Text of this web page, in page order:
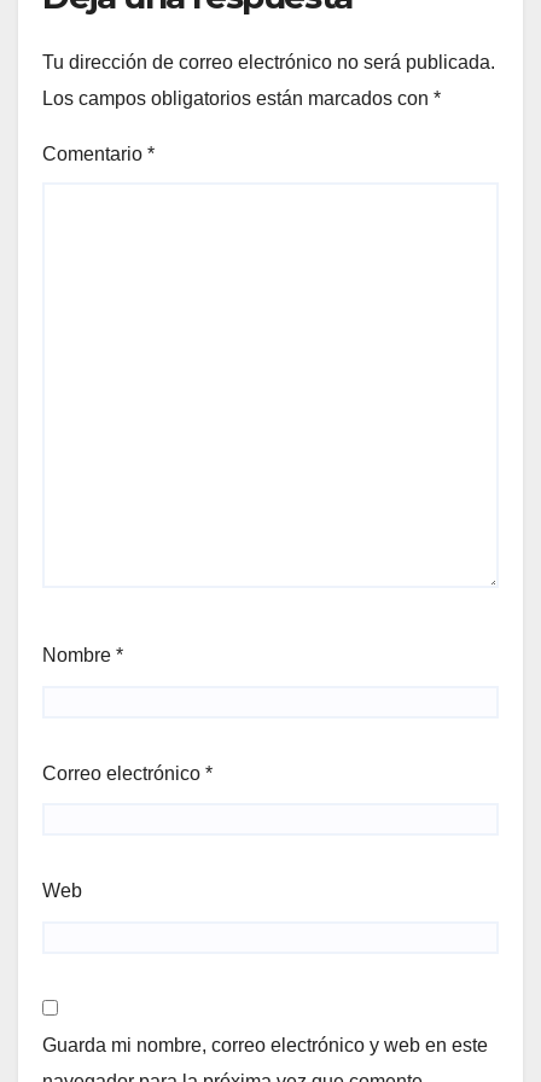
Tu dirección de correo electrónico no será publicada.
Los campos obligatorios están marcados con *
Comentario *
Nombre *
Correo electrónico *
Web
Guarda mi nombre, correo electrónico y web en este